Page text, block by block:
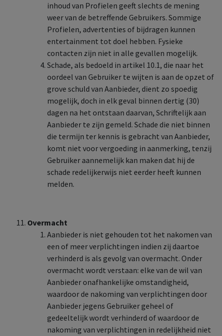
inhoud van Profielen geeft slechts de mening
weer van de betreffende Gebruikers. Sommige
Profielen, advertenties of bijdragen kunnen
entertainment tot doel hebben. Fysieke
contacten zijn niet in alle gevallen mogelijk.
Schade, als bedoeld in artikel 10.1, die naar het
oordeel van Gebruiker te wijten is aan de opzet of
grove schuld van Aanbieder, dient zo spoedig
mogelijk, doch in elk geval binnen dertig (30)
dagen na het ontstaan daarvan, Schriftelijk aan
Aanbieder te zijn gemeld. Schade die niet binnen
die termijn ter kennis is gebracht van Aanbieder,
komt niet voor vergoeding in aanmerking, tenzij
Gebruiker aannemelijk kan maken dat hij de
schade redelijkerwijs niet eerder heeft kunnen
melden.
Overmacht
Aanbieder is niet gehouden tot het nakomen van
een of meer verplichtingen indien zij daartoe
verhinderd is als gevolg van overmacht. Onder
overmacht wordt verstaan: elke van de wil van
Aanbieder onafhankelijke omstandigheid,
waardoor de nakoming van verplichtingen door
Aanbieder jegens Gebruiker geheel of
gedeeltelijk wordt verhinderd of waardoor de
nakoming van verplichtingen in redelijkheid niet